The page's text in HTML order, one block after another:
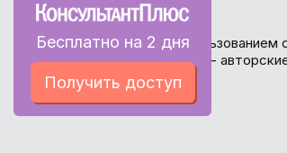
Бесплатно на 2 дня
Получить доступ
Перед использованием
внимание -